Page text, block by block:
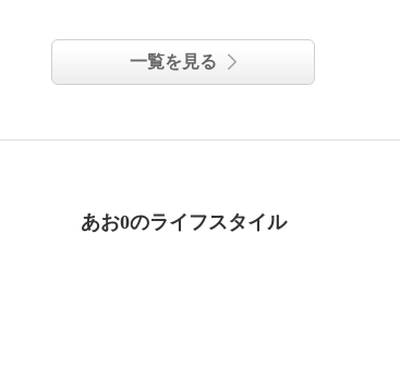
一覧を見る
あお0のライフスタイル